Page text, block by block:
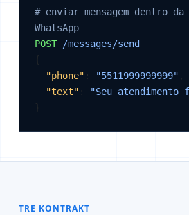
# enviar mensagem dentro
WhatsApp
POST
/messages/send
{
"phone" : "5511999999999" ,
"text" :
"Seu
}
TRE KONTRAKT